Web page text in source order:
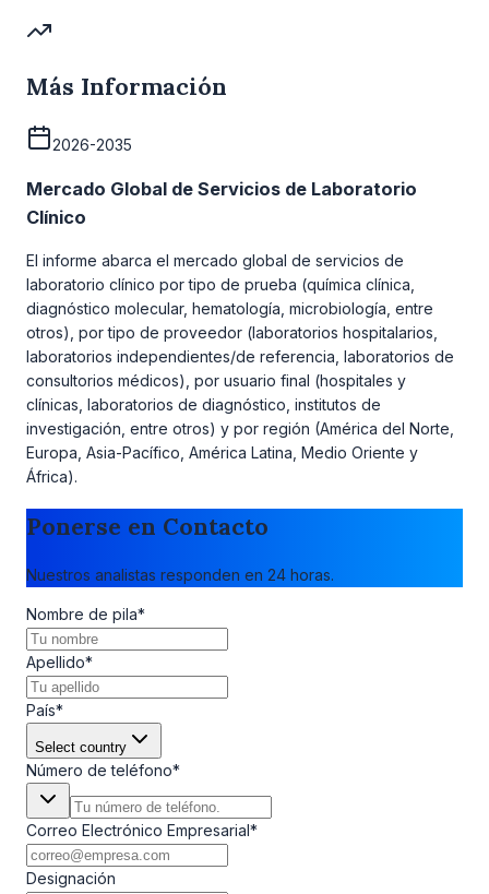
Más Información
2026-2035
Mercado Global de Servicios de Laboratorio
Clínico
El informe abarca el mercado global de servicios de
laboratorio clínico por tipo de prueba (química clínica,
diagnóstico molecular, hematología, microbiología, entre
otros), por tipo de proveedor (laboratorios hospitalarios,
laboratorios independientes/de referencia, laboratorios de
consultorios médicos), por usuario final (hospitales y
clínicas, laboratorios de diagnóstico, institutos de
investigación, entre otros) y por región (América del Norte,
Europa, Asia-Pacífico, América Latina, Medio Oriente y
África).
Ponerse en Contacto
Nuestros analistas responden en 24 horas.
Nombre de pila*
Apellido*
País*
Select country
Número de teléfono*
Correo Electrónico Empresarial*
Designación